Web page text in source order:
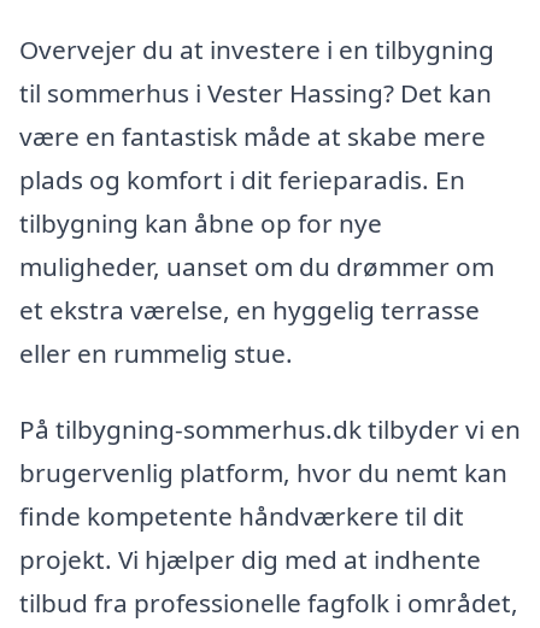
Overvejer du at investere i en tilbygning
til sommerhus i Vester Hassing? Det kan
være en fantastisk måde at skabe mere
plads og komfort i dit ferieparadis. En
tilbygning kan åbne op for nye
muligheder, uanset om du drømmer om
et ekstra værelse, en hyggelig terrasse
eller en rummelig stue.
På tilbygning-sommerhus.dk tilbyder vi en
brugervenlig platform, hvor du nemt kan
finde kompetente håndværkere til dit
projekt. Vi hjælper dig med at indhente
tilbud fra professionelle fagfolk i området,